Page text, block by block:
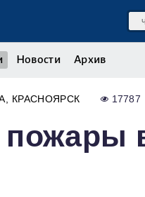
Новости Архив
КРАСНОЯРСК 17787